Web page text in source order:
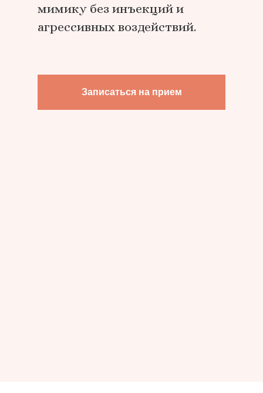
мимику без инъекций и
агрессивных воздействий.
Записаться на прием